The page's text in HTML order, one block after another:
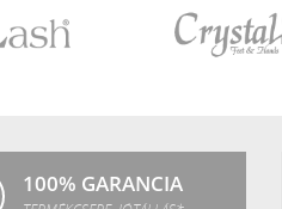
100% GARANCIA